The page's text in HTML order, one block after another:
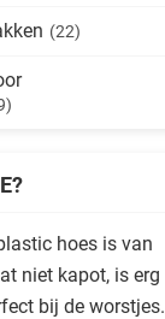
(22)
hoes is van
niet kapot, is erg
bij de worstjes.